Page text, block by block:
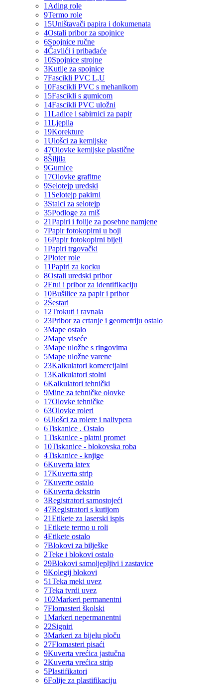
1 Ading role
9Termo role
15Uništavači papira i dokumenata
4Ostali pribor za spojnice
6Spojnice ručne
4Čavlići i pribadaće
10Spojnice strojne
3Kutije za spojnice
7Fascikli PVC L,U
10Fascikli PVC s mehanikom
15Fascikli s gumicom
14Fascikli PVC uložni
11Ladice i sabirnici za papir
11Ljepila
19Korekture
1Ulošci za kemijske
47Olovke kemijske plastične
8Šiljila
9Gumice
17Olovke grafitne
9Selotejp uredski
11 Selotejp pakirni
3Stalci za selotejp
35Podloge za miš
21Papiri i folije za posebne namjene
7Papir fotokopirni u boji
16Papir fotokopirni bijeli
1Papiri trgovački
2Ploter role
11Papiri za kocku
8Ostali uredski pribor
2Etui i pribor za identifikaciju
10Bušilice za papir i pribor
2Šestari
12Trokuti i ravnala
23Pribor za crtanje i geometriju ostalo
3Mape ostalo
2Mape viseće
3Mape uložbe s ringovima
5Mape uložne varene
23Kalkulatori komercijalni
13Kalkulatori stolni
6Kalkulatori tehnički
9Mine za tehničke olovke
17Olovke tehničke
63Olovke roleri
6Ulošci za rolere i nalivpera
6Tiskanice . Ostalo
1Tiskanice - platni promet
10Tiskanice - blokovska roba
4Tiskanice - knjige
6Kuverta latex
17Kuverta strip
7Kuverte ostalo
6Kuverta dekstrin
3Registratori samostojeći
47Registratori s kutijom
21Etikete za laserski ispis
1Etikete termo u roli
4Etikete ostalo
7Blokovi za bilješke
2Teke i blokovi ostalo
29Blokovi samoljepljivi i zastavice
9Kolegij blokovi
51Teka meki uvez
7Teka tvrdi uvez
102Markeri permanentni
7Flomasteri školski
1Markeri nepermanentni
22Signiri
3Markeri za bijelu ploču
27Flomasteri pisaći
9Kuverta vrećica jastučna
2Kuverta vrećica strip
5Plastifikatori
6Folije za plastifikaciju